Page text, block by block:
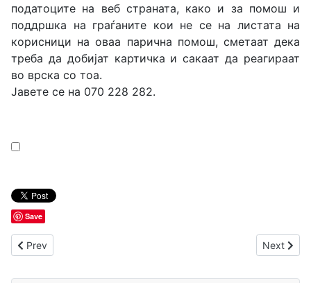
податоците на веб страната, како и за помош и
поддршка на граѓаните кои не се на листата на
корисници на оваа парична помош, сметаат дека
треба да добијат картичка и сакаат да реагираат
во врска со тоа.
Јавете се на 070 228 282.
Save
Previous article: Остварување и заштита на работнички
Prev Next
Next